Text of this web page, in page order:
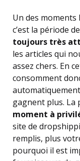
Un des moments
c’est la période
toujours très
les articles qui
assez chers. En
consomment
gagnent plus. La
moment à
site de
remplis, plus
pourquoi il est